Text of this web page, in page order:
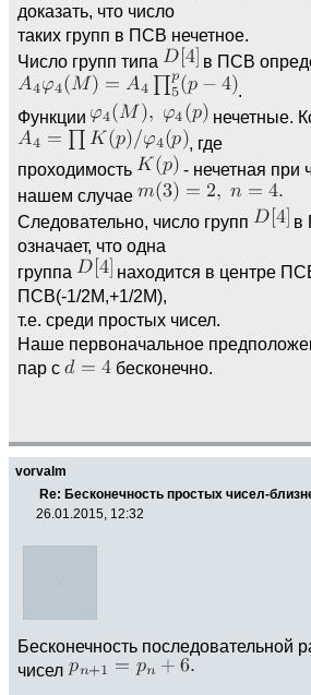
доказать, что число
таких групп в ПСВ нечетное.
Число групп типа
в ПСВ
.
Функции
нечетные.
, где
проходимость
- нечетная при
нашем случае
Следовательно, число групп
в
означает, что одна
группа
находится в центре
ПСВ(-1/2M,+1/2M),
т.е. среди простых чисел.
Наше первоначальное
пар с
бесконечно.
vorvalm
Re: Бесконечность простых чисел-
26.01.2015, 12:32
Бесконечность последовательной
чисел